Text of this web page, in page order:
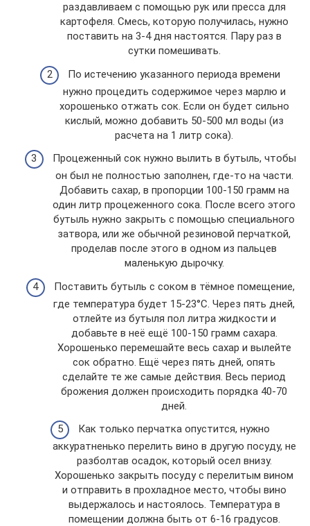
раздавливаем с помощью рук или пресса для
картофеля. Смесь, которую получилась, нужно
поставить на 3-4 дня настоятся. Пару раз в
сутки помешивать.
По истечению указанного периода времени
нужно процедить содержимое через марлю и
хорошенько отжать сок. Если он будет сильно
кислый, можно добавить 50-500 мл воды (из
расчета на 1 литр сока).
Процеженный сок нужно вылить в бутыль, чтобы
он был не полностью заполнен, где-то на части.
Добавить сахар, в пропорции 100-150 грамм на
один литр процеженного сока. После всего этого
бутыль нужно закрыть с помощью специального
затвора, или же обычной резиновой перчаткой,
проделав после этого в одном из пальцев
маленькую дырочку.
Поставить бутыль с соком в тёмное помещение,
где температура будет 15-23°С. Через пять дней,
отлейте из бутыля пол литра жидкости и
добавьте в неё ещё 100-150 грамм сахара.
Хорошенько перемешайте весь сахар и вылейте
сок обратно. Ещё через пять дней, опять
сделайте те же самые действия. Весь период
брожения должен происходить порядка 40-70
дней.
Как только перчатка опустится, нужно
аккуратненько перелить вино в другую посуду, не
разболтав осадок, который осел внизу.
Хорошенько закрыть посуду с перелитым вином
и отправить в прохладное место, чтобы вино
выдержалось и настоялось. Температура в
помещении должна быть от 6-16 градусов.